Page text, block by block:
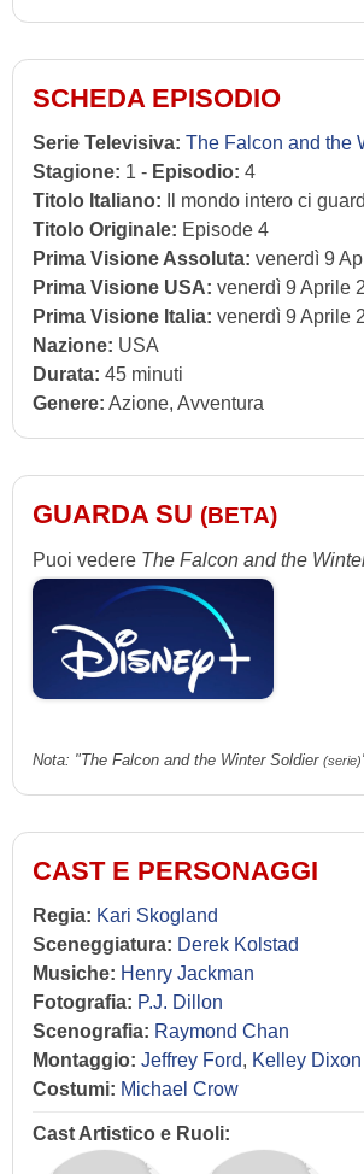
SCHEDA EPISODIO
Serie Televisiva: The Falcon and the
Stagione: 1 - Episodio: 4
Titolo Italiano: Il mondo intero ci
Titolo Originale: Episode 4
Prima Visione Assoluta: venerdì 9
Prima Visione USA: venerdì 9 Aprile
Prima Visione Italia: venerdì 9 Aprile
Nazione: USA
Durata: 45 minuti
Genere: Azione, Avventura
GUARDA SU (BETA)
Puoi vedere The Falcon and the
Nota: "The Falcon and the Winter Soldier (serie)
CAST E PERSONAGGI
Regia: Kari Skogland
Sceneggiatura: Derek Kolstad
Musiche: Henry Jackman
Fotografia: P.J. Dillon
Scenografia: Raymond Chan
Montaggio: Jeffrey Ford, Kelley Dixon
Costumi: Michael Crow
Cast Artistico e Ruoli: